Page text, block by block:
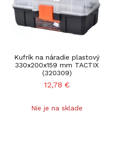
Kufrík na náradie plastový
330x200x159 mm TACTIX
(320309)
12,78 €
Nie je na sklade